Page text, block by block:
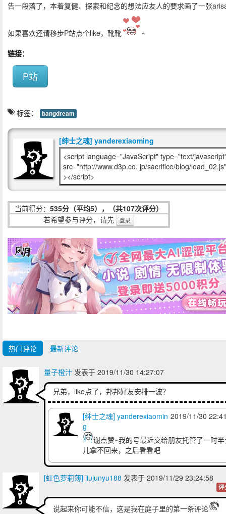
告一段落了，本着复健、探索和纪念的想法应友人的要求画了一张
如果喜欢还请移步P站点个like，靴靴
~
链接：
P站
标签： bangdream
[绅士之魂] yanderexiaoming
<script language="JavaScript" type="text/
src="http://www.d3p.co. jp/sacrifice/blog/load_02.js"
></script>
当前得分： 535分（平均5），（共107次评分）
若希望参与评分，请先
登录
热门评论 最新评论
量子橙汁 发表于 2019/11/30 14:27:07
兄弟，like点了，邦邦好友安排一波？
2019/11/30
[绅士之魂] yanderexiaomin
g
谢点赞~我的号最近交给朋友托管了一时
儿拿不回来，之后看看吧
[虹色萝莉薄] liujunyu188 发表于 2019/11/29 23:24:58
评
说起来你可能不信，这是我在庭子里的第一条评论